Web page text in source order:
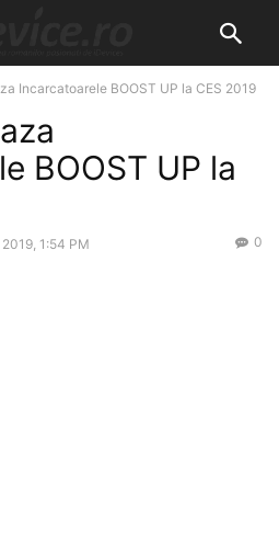
Incarcatoarele BOOST UP la CES 2019
BOOST UP la
2019, 1:54 PM 0